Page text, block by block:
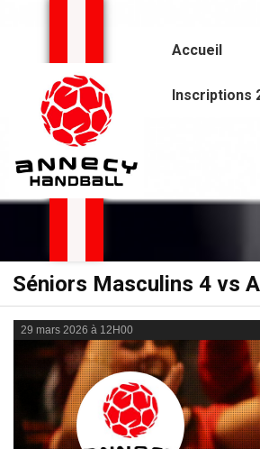
Accueil
Inscriptions
Séniors Masculins 4 vs
29 mars 2026 à 12H00